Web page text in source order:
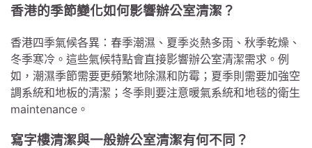
香港的季節變化如何影響辦公室清潔？
香港四季氣候各異：春季潮濕、夏季炎熱多雨、秋季乾燥、
冬季寒冷。這些氣候特點會直接影響辦公室清潔需求。例
如，潮濕季節需要更頻繁地除濕和防霉；夏季則需要加強空
調系統和地板的清潔；冬季則要注意暖氣系統和地毯的衛生
maintenance。
寫字樓清潔與一般辦公室清潔有何不同？